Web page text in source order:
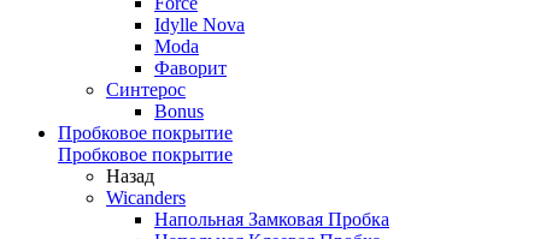
Idylle Nova
Moda
Фаворит
Синтерос
Bonus
Пробковое покрытие
Пробковое покрытие
Назад
Wicanders
Напольная Замковая Пробка